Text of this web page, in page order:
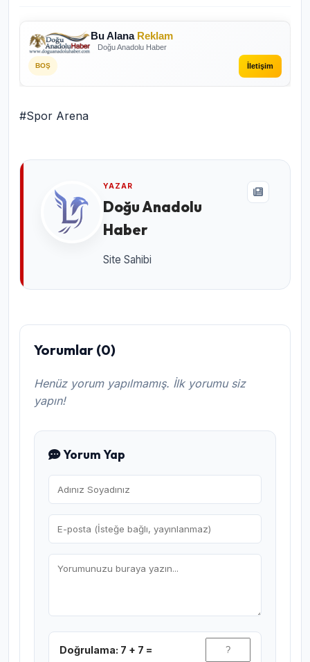
Bu Alana Reklam
Doğu Anadolu Haber
BOŞ İletişim
#Spor Arena
YAZAR
Doğu Anadolu
Haber
Site Sahibi
Yorumlar (0)
Henüz yorum yapılmamış. İlk yorumu siz
yapın!
Yorum Yap
Doğrulama: 7 + 7 =